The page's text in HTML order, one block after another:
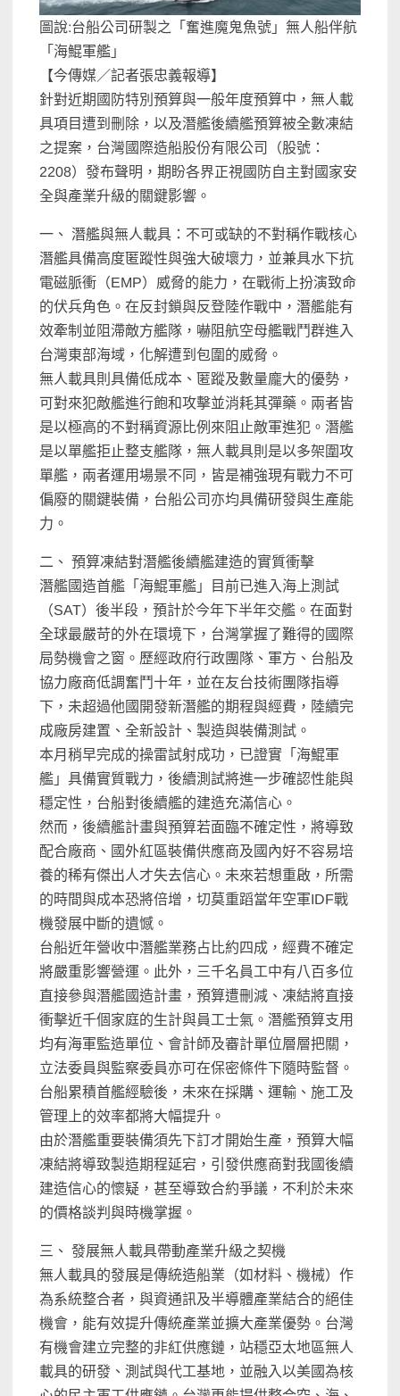
圖說:台船公司研製之「奮進魔鬼魚號」無人船伴航
「海鯤軍艦」
【今傳媒／記者張忠義報導】
針對近期國防特別預算與一般年度預算中，無人載
具項目遭到刪除，以及潛艦後續艦預算被全數凍結
之提案，台灣國際造船股份有限公司（股號：
2208）發布聲明，期盼各界正視國防自主對國家安
全與產業升級的關鍵影響。
一、 潛艦與無人載具：不可或缺的不對稱作戰核心
潛艦具備高度匿蹤性與強大破壞力，並兼具水下抗
電磁脈衝（EMP）威脅的能力，在戰術上扮演致命
的伏兵角色。在反封鎖與反登陸作戰中，潛艦能有
效牽制並阻滯敵方艦隊，嚇阻航空母艦戰鬥群進入
台灣東部海域，化解遭到包圍的威脅。
無人載具則具備低成本、匿蹤及數量龐大的優勢，
可對來犯敵艦進行飽和攻擊並消耗其彈藥。兩者皆
是以極高的不對稱資源比例來阻止敵軍進犯。潛艦
是以單艦拒止整支艦隊，無人載具則是以多架圍攻
單艦，兩者運用場景不同，皆是補強現有戰力不可
偏廢的關鍵裝備，台船公司亦均具備研發與生產能
力。
二、 預算凍結對潛艦後續艦建造的實質衝擊
潛艦國造首艦「海鯤軍艦」目前已進入海上測試
（SAT）後半段，預計於今年下半年交艦。在面對
全球最嚴苛的外在環境下，台灣掌握了難得的國際
局勢機會之窗。歷經政府行政團隊、軍方、台船及
協力廠商低調奮鬥十年，並在友台技術團隊指導
下，未超過他國開發新潛艦的期程與經費，陸續完
成廠房建置、全新設計、製造與裝備測試。
本月稍早完成的操雷試射成功，已證實「海鯤軍
艦」具備實質戰力，後續測試將進一步確認性能與
穩定性，台船對後續艦的建造充滿信心。
然而，後續艦計畫與預算若面臨不確定性，將導致
配合廠商、國外紅區裝備供應商及國內好不容易培
養的稀有傑出人才失去信心。未來若想重啟，所需
的時間與成本恐將倍增，切莫重蹈當年空軍IDF戰
機發展中斷的遺憾。
台船近年營收中潛艦業務占比約四成，經費不確定
將嚴重影響營運。此外，三千名員工中有八百多位
直接參與潛艦國造計畫，預算遭刪減、凍結將直接
衝擊近千個家庭的生計與員工士氣。潛艦預算支用
均有海軍監造單位、會計師及審計單位層層把關，
立法委員與監察委員亦可在保密條件下隨時監督。
台船累積首艦經驗後，未來在採購、運輸、施工及
管理上的效率都將大幅提升。
由於潛艦重要裝備須先下訂才開始生產，預算大幅
凍結將導致製造期程延宕，引發供應商對我國後續
建造信心的懷疑，甚至導致合約爭議，不利於未來
的價格談判與時機掌握。
三、 發展無人載具帶動產業升級之契機
無人載具的發展是傳統造船業（如材料、機械）作
為系統整合者，與資通訊及半導體產業結合的絕佳
機會，能有效提升傳統產業並擴大產業優勢。台灣
有機會建立完整的非紅供應鏈，站穩亞太地區無人
載具的研發、測試與代工基地，並融入以美國為核